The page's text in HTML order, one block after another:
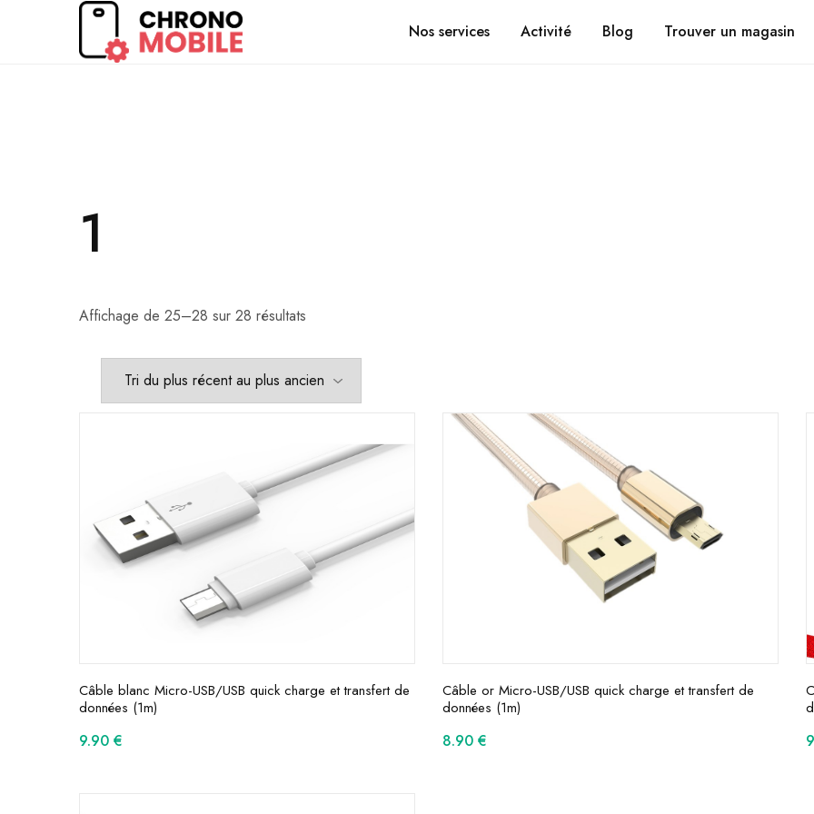
LIVRAISON EXPRESS SUPPORT : CONTACT@CHRONOMOBILE.FR Suivez vos colis
Chronomobile
Achat,
vente
et
Nos services Activité Blog Trouver un magasin
1
Affichage de 25–28 sur 28 résultats
Câble blanc Micro-USB/USB quick charge et transfert de
données (1m)
9.90 €
Câble or Micro-USB/USB quick charge et transfert de
données (1m)
8.90 €